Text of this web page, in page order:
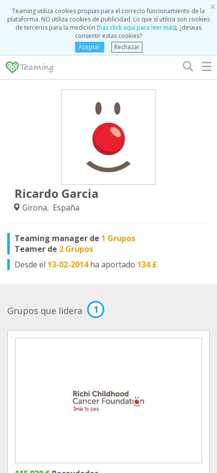
×
Teaming utiliza cookies propias para el correcto funcionamiento de la
plataforma. NO utiliza cookies de publicidad. Lo que sí utiliza son cookies
de terceros para la medición (haz click aquí para leer más), ¿deseas
consentir estas cookies?
Aceptar
Rechazar
☰
Ricardo Garcia
Girona, España
Teaming manager de 1 Grupos
Teamer de 2 Grupos
Desde el 13-02-2014 ha aportado 134 £
Grupos que lidera 1